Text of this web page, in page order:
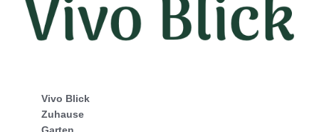
Vivo Blick
Zuhause
Garten